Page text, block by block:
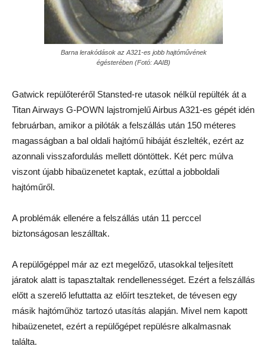
Barna lerakódások az A321-es jobb hajtóművének
égésterében (Fotó: AAIB)
Gatwick repülőteréről Stansted-re utasok nélkül repülték át a
Titan Airways G-POWN lajstromjelű Airbus A321-es gépét idén
februárban, amikor a pilóták a felszállás után 150 méteres
magasságban a bal oldali hajtómű hibáját észlelték, ezért az
azonnali visszafordulás mellett döntöttek. Két perc múlva
viszont újabb hibaüzenetet kaptak, ezúttal a jobboldali
hajtóműről.
A problémák ellenére a felszállás után 11 perccel
biztonságosan leszálltak.
A repülőgéppel már az ezt megelőző, utasokkal teljesített
járatok alatt is tapasztaltak rendellenességet. Ezért a felszállás
előtt a szerelő lefuttatta az előírt teszteket, de tévesen egy
másik hajtóműhöz tartozó utasítás alapján. Mivel nem kapott
hibaüzenetet, ezért a repülőgépet repülésre alkalmasnak
találta.